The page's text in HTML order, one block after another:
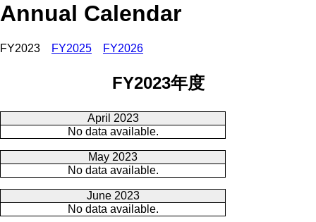
Annual Calendar
FY2023 FY2025 FY2026
FY2023年度
April 2023
No data available.
May 2023
No data available.
June 2023
No data available.